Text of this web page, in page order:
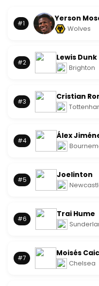
#1
Yerson
Wolves
#2
Lewis Dunk
Brighton
#3
Cristian
#4
Álex
#5
Joelinton
#6
Trai Hume
#7
Moisés
Chelsea